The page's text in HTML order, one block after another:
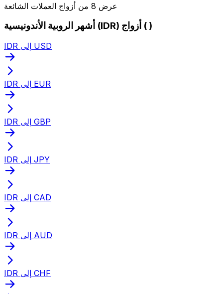
عرض 8 من أزواج العملات الشائعة
أشهر الروبية الأندونيسية (IDR) أزواج ( )
IDR إلى USD
IDR إلى EUR
IDR إلى GBP
IDR إلى JPY
IDR إلى CAD
IDR إلى AUD
IDR إلى CHF